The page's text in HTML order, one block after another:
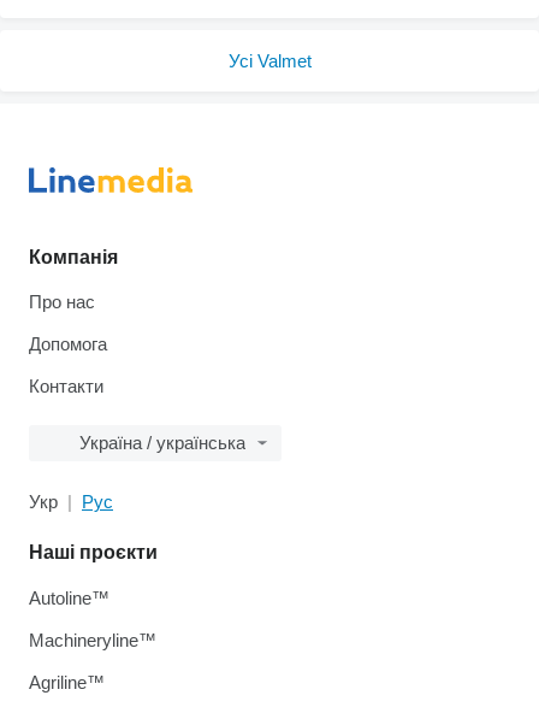
Усі Valmet
Компанія
Про нас
Допомога
Контакти
Україна / українська
Укр Рус
Наші проєкти
Autoline™
Machineryline™
Agriline™